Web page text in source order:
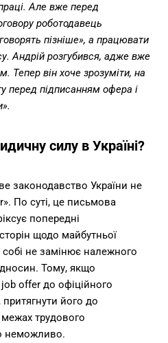
Але вже перед
роботодавець
пізніше», а працювати
Андрій розгубився, адже вже
Тепер він хоче зрозуміти, на
перед підписанням офера і
силу в Україні?
законодавство України не
По суті, це письмова
попередні
щодо майбутньої
не замінює належного
Тому, якщо
offer до офіційного
його до
трудового
неможливо.